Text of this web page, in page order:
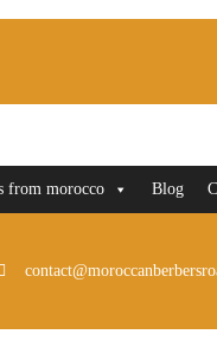
from morocco Blog